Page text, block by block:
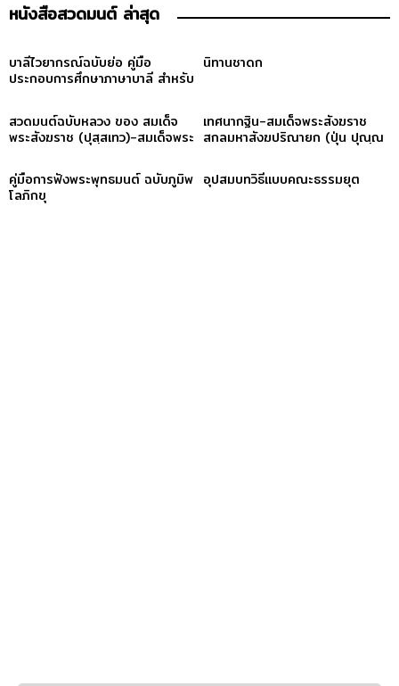
หนังสือสวดมนต์ ล่าสุด
บาลีไวยากรณ์ฉบับย่อ คู่มือ
ประกอบการศึกษาภาษาบาลี สำหรับ
นิทานชาดก
สวดมนต์ฉบับหลวง ของ สมเด็จ
พระสังฆราช (ปุสฺสเทว)-สมเด็จพระ
เทศนากฐิน-สมเด็จพระสังฆราช
สกลมหาสังฆปริณายก (ปุ่น ปุณฺณ
คู่มือการฟังพระพุทธมนต์ ฉบับภูมิพ
โลภิกขุ
อุปสมบทวิธีแบบคณะธรรมยุต